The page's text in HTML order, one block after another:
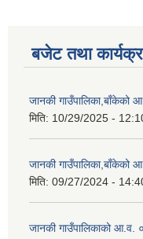
बजेट तथा
जानकी गाउँपालिका,बाँकेको
मिति: 10/29/2025 -
जानकी गाउँपालिका,बाँकेको
मिति: 09/27/2024 -
जानकी गाउँपालिकाको